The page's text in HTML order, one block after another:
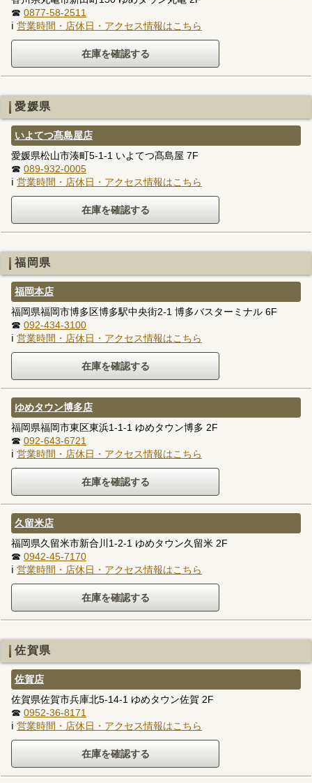
☎ 0877-58-2511
ℹ 営業時間・店休日・アクセス情報はこちら
愛媛県
いよてつ髙島屋店
愛媛県松山市湊町5-1-1 いよてつ髙島屋 7F
☎ 089-932-0005
ℹ 営業時間・店休日・アクセス情報はこちら
福岡県
福岡本店
福岡県福岡市博多区博多駅中央街2-1 博多バスターミナル 6F
☎ 092-434-3100
ℹ 営業時間・店休日・アクセス情報はこちら
ゆめタウン博多店
福岡県福岡市東区東浜1-1-1 ゆめタウン博多 2F
☎ 092-643-6721
ℹ 営業時間・店休日・アクセス情報はこちら
久留米店
福岡県久留米市新合川1-2-1 ゆめタウン久留米 2F
☎ 0942-45-7170
ℹ 営業時間・店休日・アクセス情報はこちら
佐賀県
佐賀店
佐賀県佐賀市兵庫北5-14-1 ゆめタウン佐賀 2F
☎ 0952-36-8171
ℹ 営業時間・店休日・アクセス情報はこちら